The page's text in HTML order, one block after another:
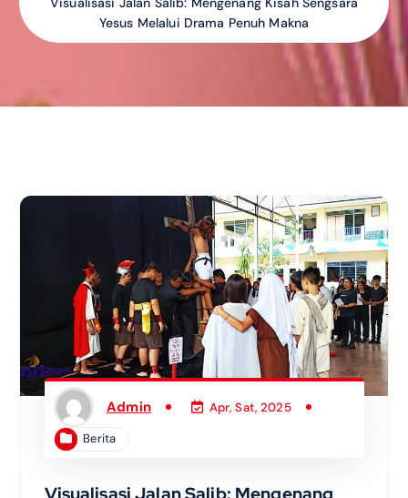
Yesus Melalui Drama Penuh Makna
Admin Apr, Sat, 2025
Berita
Visualisasi Jalan Salib: Mengenang